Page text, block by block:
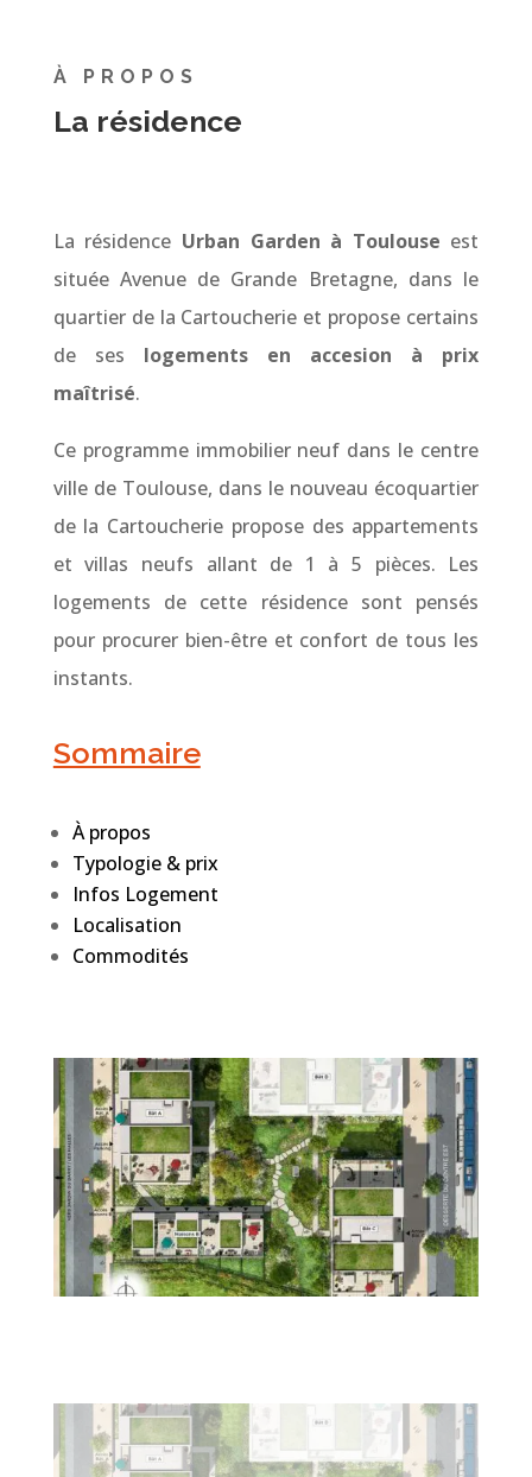
À PROPOS
La résidence
La résidence Urban Garden à Toulouse est
située Avenue de Grande Bretagne, dans le
quartier de la Cartoucherie et propose certains
de ses logements en accesion à prix
maîtrisé.
Ce programme immobilier neuf dans le centre
ville de Toulouse, dans le nouveau écoquartier
de la Cartoucherie propose des appartements
et villas neufs allant de 1 à 5 pièces. Les
logements de cette résidence sont pensés
pour procurer bien-être et confort de tous les
instants.
Sommaire
À propos
Typologie & prix
Infos Logement
Localisation
Commodités